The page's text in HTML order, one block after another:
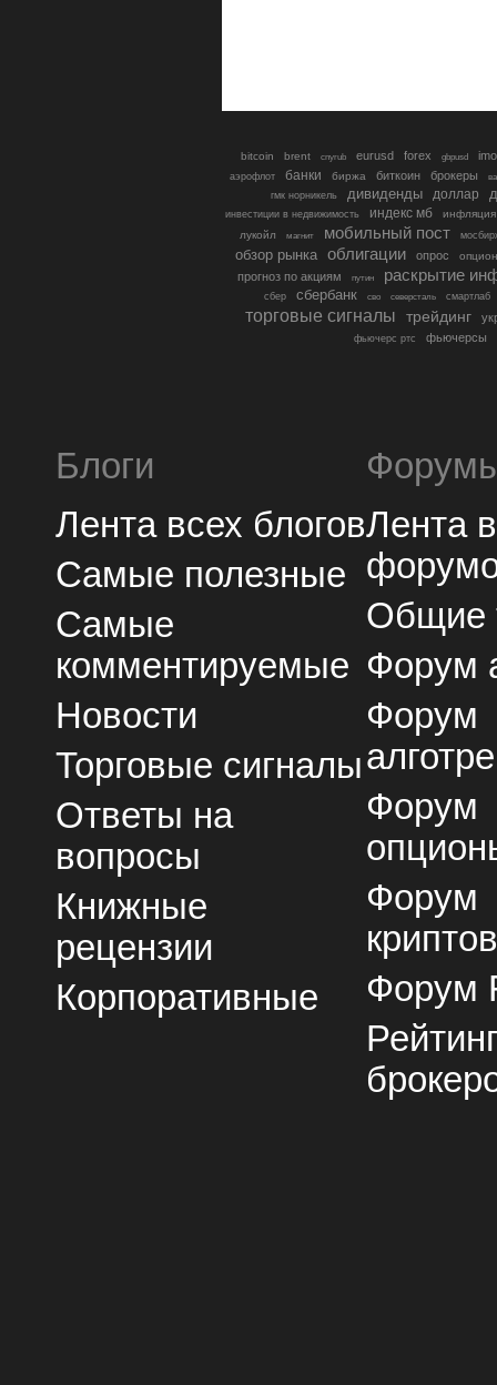
bitcoin brent cnyrub eurusd forex gbpusd
аэрофлот банки биржа биткоин брокеры
гмк норникель
дивиденды доллар
инвестиции в недвижимость индекс мб
инфляция
лукойл
магнит мобильный пост
обзор рынка облигации опрос
прогноз по акциям путин раскрытие
сбер сбербанк сво северсталь смартлаб
торговые сигналы трейдинг
фьючерс ртс фьючерсы
Блоги
Лента всех блогов
Самые полезные
Самые
комментируемые
Новости
Торговые сигналы
Ответы на
вопросы
Книжные
рецензии
Корпоративные
Лента
Общие
Форум
Форум
Форум
Форум
Форум